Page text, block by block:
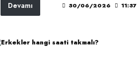
kültürünün en güçlü temsilcilerinden
koleksiyonlar, farklı kullanıcı
Devamı 30/06/2026 11:37